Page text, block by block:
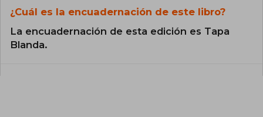
¿Cuál es la encuadernación de este libro?
La encuadernación de esta edición es Tapa
Blanda.